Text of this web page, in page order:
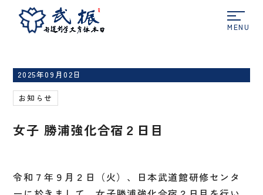
ホーム お知らせ
2025年09月02日
お知らせ
女子 勝浦強化合宿２日目
令和７年９月２日（火）、日本武道館研修センタ